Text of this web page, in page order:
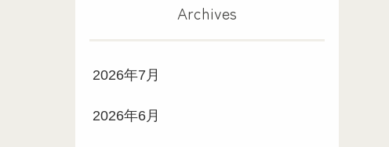
Archives
2026年7月
2026年6月